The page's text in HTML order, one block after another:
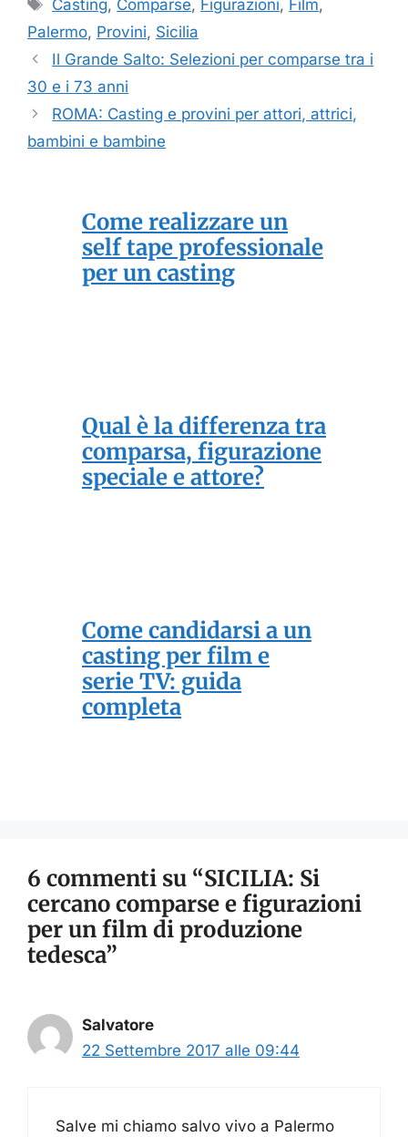
Casting, Comparse, Figurazioni, Film,
Palermo, Provini, Sicilia
Il Grande Salto: Selezioni per comparse tra i
30 e i 73 anni
ROMA: Casting e provini per attori, attrici,
bambini e bambine
Come realizzare un
self tape professionale
per un casting
Qual è la differenza tra
comparsa, figurazione
speciale e attore?
Come candidarsi a un
casting per film e
serie TV: guida
completa
6 commenti su “SICILIA: Si
cercano comparse e figurazioni
per un film di produzione
tedesca”
Salvatore
22 Settembre 2017 alle 09:44
Salve mi chiamo salvo vivo a Palermo